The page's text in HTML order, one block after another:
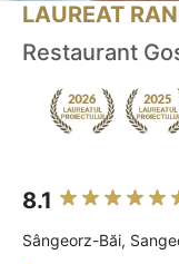
LAUREAT
Restaurant
8.1
Sângeorz-Băi,